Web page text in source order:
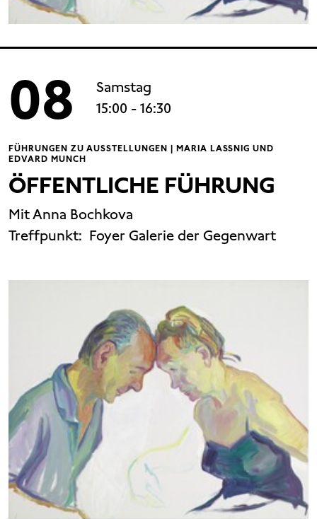
08
Samstag
15:00 - 16:30
FÜHRUNGEN ZU AUSSTELLUNGEN | MARIA LASSNIG UND
EDVARD MUNCH
ÖFFENTLICHE FÜHRUNG
Mit Anna Bochkova
Treffpunkt: Foyer Galerie der Gegenwart